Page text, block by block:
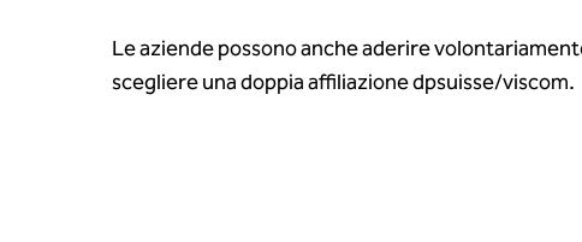
Le aziende possono anche aderire
scegliere una doppia affiliazione dpsuisse/viscom.